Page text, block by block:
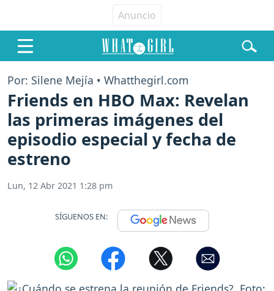
Por: Silene Mejía • Whatthegirl.com
Friends en HBO Max: Revelan
las primeras imágenes del
episodio especial y fecha de
estreno
Lun, 12 Abr 2021 1:28 pm
SÍGUENOS EN: